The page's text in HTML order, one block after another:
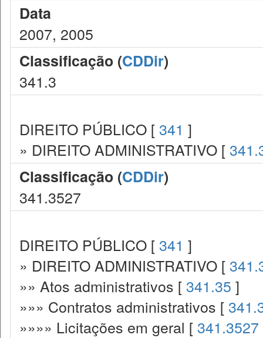
Data
2007, 2005
Classificação (CDDir)
341.3
DIREITO PÚBLICO [ 341 ]
» DIREITO ADMINISTRATIVO [
Classificação (CDDir)
341.3527
DIREITO PÚBLICO [ 341 ]
» DIREITO ADMINISTRATIVO [
»» Atos administrativos [ 341.35 ]
»»» Contratos administrativos [
»»»» Licitações em geral [ 341.3527